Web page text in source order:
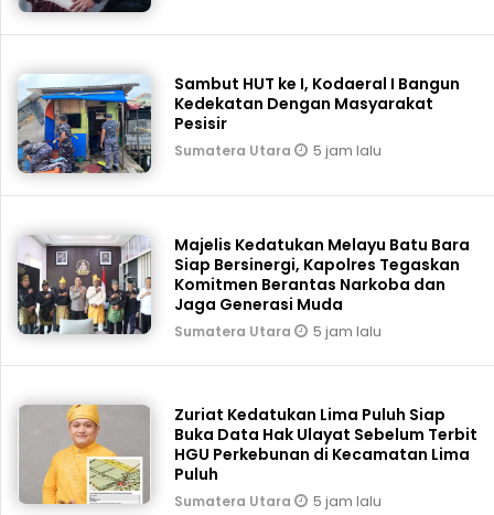
Sambut HUT ke I, Kodaeral I Bangun
Kedekatan Dengan Masyarakat
Pesisir
Sumatera Utara 5 jam lalu
Majelis Kedatukan Melayu Batu Bara
Siap Bersinergi, Kapolres Tegaskan
Komitmen Berantas Narkoba dan
Jaga Generasi Muda
Sumatera Utara 5 jam lalu
Zuriat Kedatukan Lima Puluh Siap
Buka Data Hak Ulayat Sebelum Terbit
HGU Perkebunan di Kecamatan Lima
Puluh
Sumatera Utara 5 jam lalu